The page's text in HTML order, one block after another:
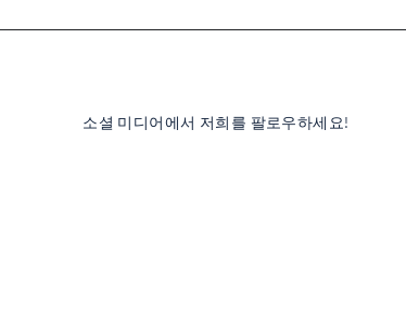
소셜 미디어에서 저희를 팔로우하세요!